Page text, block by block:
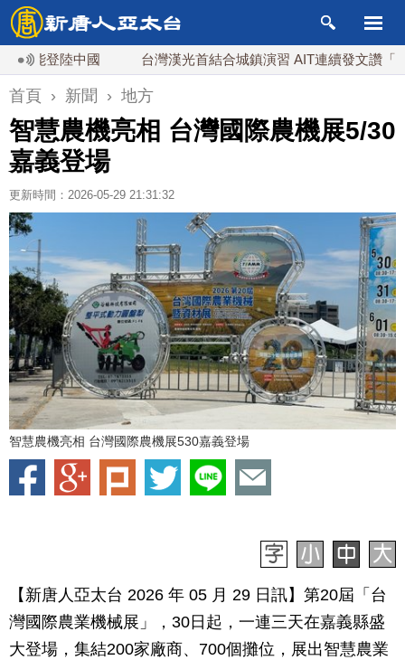
陸中國 台灣漢光首結合城鎮演習 AIT連續發文讚「韌性台
首頁 › 新聞 › 地方
智慧農機亮相 台灣國際農機展5/30
嘉義登場
更新時間：2026-05-29 21:31:32
智慧農機亮相 台灣國際農機展530嘉義登場
【新唐人亞太台 2026 年 05 月 29 日訊】第20屆「台
灣國際農業機械展」，30日起，一連三天在嘉義縣盛
大登場，集結200家廠商、700個攤位，展出智慧農業